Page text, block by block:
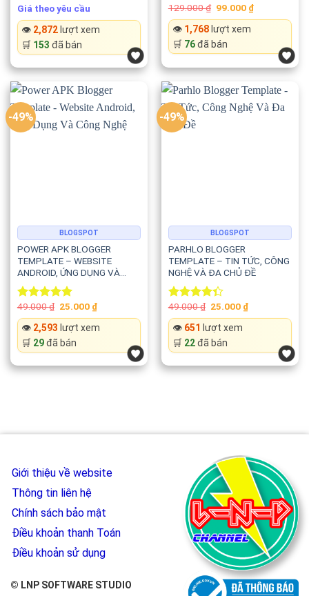
Rated
4.50out
of 5
Giá theo yêu cầu
👁️ 2,872lượt xem
🛒 153 đã bán
Rated5.00
out of 5
129.000₫ Original
was:
129.000 ₫.
99.000 ₫Current
price
👁️ 1,768lượt xem
🛒 76đã bán
-49%
BLOGSPOT
POWER APK BLOGGER
TEMPLATE – WEBSITE
ANDROID, ỨNG DỤNG VÀ
CÔNG NGHỆ
Rated5.00
out of 5
49.000₫ Original
was:
49.000 ₫.
25.000 ₫Current
price
is:
25.000 ₫.
👁️ 2,593 lượt xem
🛒 29đã bán
-49%
BLOGSPOT
PARHLO BLOGGER
TEMPLATE – TIN TỨC, CÔNG
NGHỆ VÀ ĐA CHỦ ĐỀ
Rated
4.33out
of 5
49.000₫ Original
was:
49.000 ₫.
25.000 ₫Current
price
👁️ 651 lượt xem
🛒 22đã bán
Giới thiệu về website
Thông tin liên hệ
Chính sách bảo mật
Điều khoản thanh Toán
Điều khoản sử dụng
© LNP SOFTWARE STUDIO